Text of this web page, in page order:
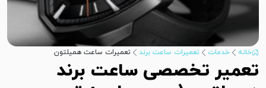
خانه خدمات تعمیرات ساعت برند تعمیرات ساعت همیلتون
تعمیر تخصصی ساعت برند